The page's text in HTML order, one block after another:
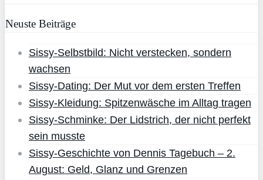
Neuste Beiträge
Sissy-Selbstbild: Nicht verstecken, sondern
wachsen
Sissy-Dating: Der Mut vor dem ersten Treffen
Sissy-Kleidung: Spitzenwäsche im Alltag tragen
Sissy-Schminke: Der Lidstrich, der nicht perfekt
sein musste
Sissy-Geschichte von Dennis Tagebuch – 2.
August: Geld, Glanz und Grenzen